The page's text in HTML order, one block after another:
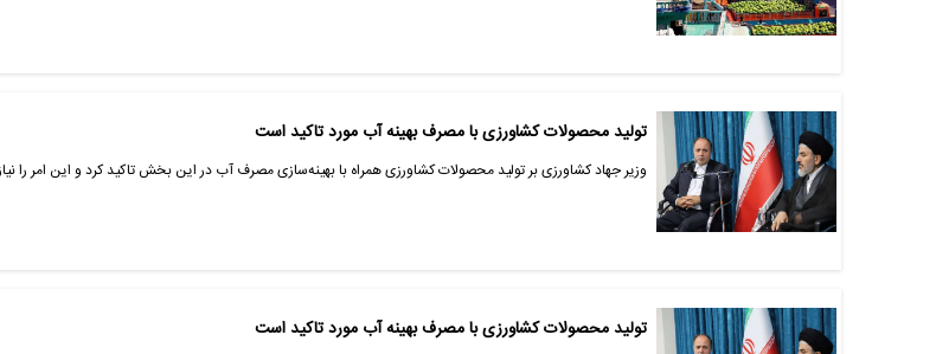
تولید محصولات کشاورزی با مصرف بهینه آب مورد تاکید است
وزیر جهاد کشاورزی بر تولید محصولات کشاورزی همراه با بهینه‌سازی مصرف آب در این بخش تاکید کرد و این امر را
تولید محصولات کشاورزی با مصرف بهینه آب مورد تاکید است